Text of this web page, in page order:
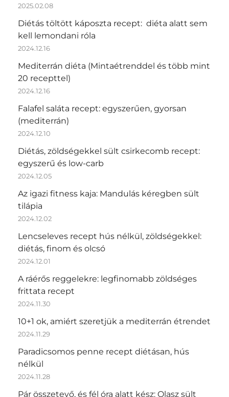
2025.02.08
Diétás töltött káposzta recept: diéta alatt sem
kell lemondani róla
2024.12.16
Mediterrán diéta (Mintaétrenddel és több mint
20 recepttel)
2024.12.16
Falafel saláta recept: egyszerűen, gyorsan
(mediterrán)
2024.12.10
Diétás, zöldségekkel sült csirkecomb recept:
egyszerű és low-carb
2024.12.05
Az igazi fitness kaja: Mandulás kéregben sült
tilápia
2024.12.02
Lencseleves recept hús nélkül, zöldségekkel:
diétás, finom és olcsó
2024.12.01
A ráérős reggelekre: legfinomabb zöldséges
frittata recept
2024.11.30
10+1 ok, amiért szeretjük a mediterrán étrendet
2024.11.29
Paradicsomos penne recept diétásan, hús
nélkül
2024.11.28
Pár összetevő, és fél óra alatt kész: Olasz sült